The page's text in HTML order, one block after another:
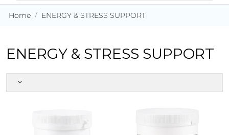
Home ENERGY & STRESS SUPPORT
ENERGY & STRESS SUPPORT
keyboard_arrow_down